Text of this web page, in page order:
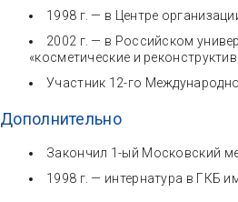
1998 г. — в Центре
2002 г. — в Российском
«косметические и
Участник 12-го
Дополнительно
Закончил 1-ый Московский
1998 г. — интернатура в ГКБ